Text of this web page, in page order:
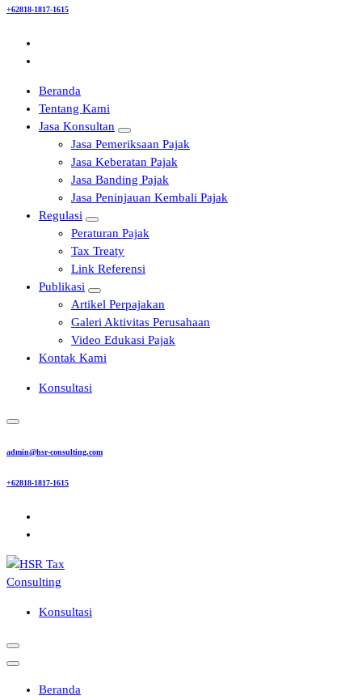
+62818-1817-1615
Beranda
Tentang Kami
Jasa Konsultan
Jasa Pemeriksaan Pajak
Jasa Keberatan Pajak
Jasa Banding Pajak
Jasa Peninjauan Kembali Pajak
Regulasi
Peraturan Pajak
Tax Treaty
Link Referensi
Publikasi
Artikel Perpajakan
Galeri Aktivitas Perusahaan
Video Edukasi Pajak
Kontak Kami
Konsultasi
admin@hsr-consulting.com
+62818-1817-1615
Konsultasi
Beranda